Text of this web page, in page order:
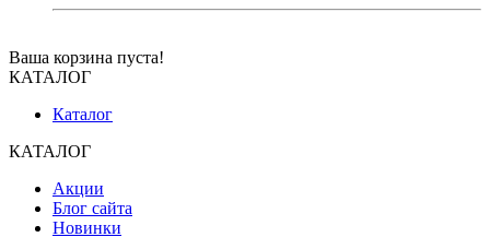
Ваша корзина пуста!
КАТАЛОГ
Каталог
КАТАЛОГ
Акции
Блог сайта
Новинки